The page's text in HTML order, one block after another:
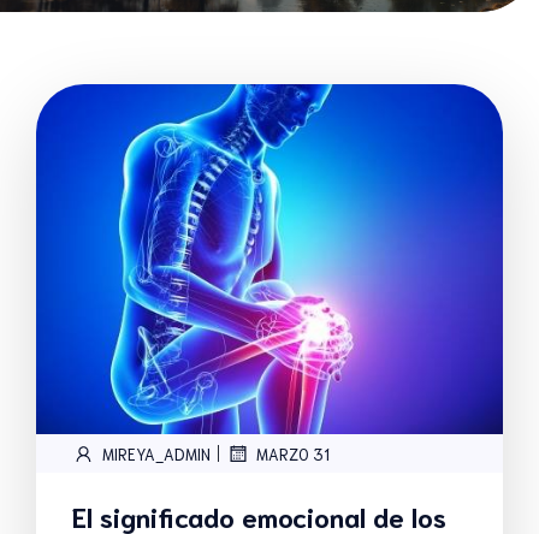
MIREYA_ADMIN | MARZO 31
El significado emocional de los